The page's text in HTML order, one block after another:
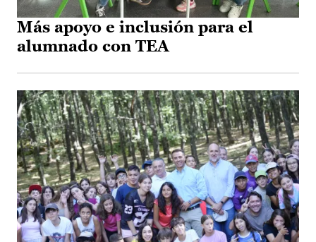
Más apoyo e inclusión para el
alumnado con TEA